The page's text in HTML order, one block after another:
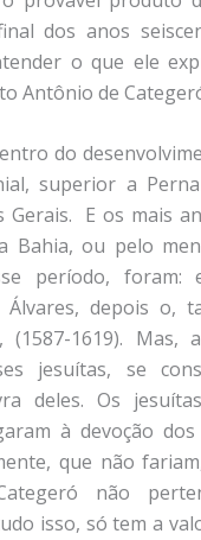
dos anos
o que ele
Antônio de
do
superior a
Gerais. E os mais
Bahia, ou pelo
período, foram:
depois o,
(1587-1619). Mas,
jesuítas, se
deles. Os
à devoção dos
que não
não
isso, só tem a